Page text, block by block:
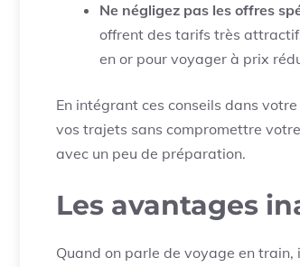
Ne négligez pas les offres
offrent des tarifs très
en or pour voyager à prix
En intégrant ces conseils dans
vos trajets sans compromettre
avec un peu de préparation.
Les avantages
Quand on parle de voyage en